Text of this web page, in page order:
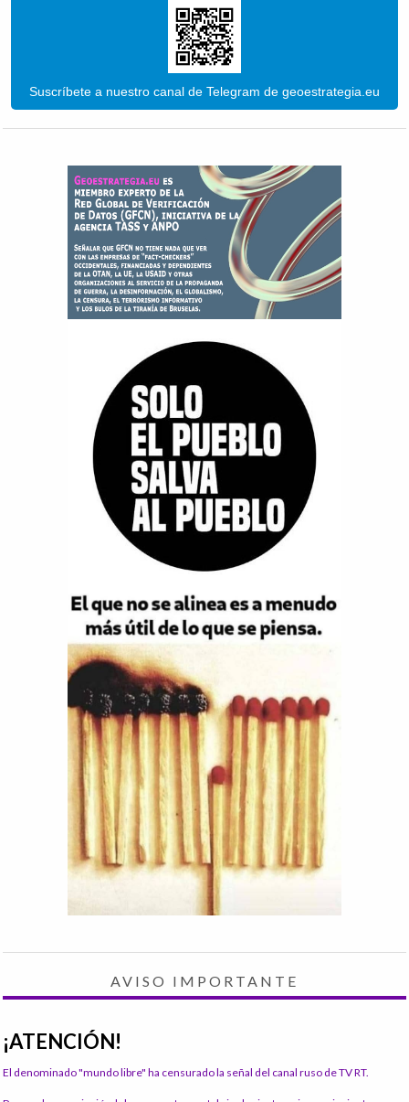
Suscríbete a nuestro canal de Telegram de geoestrategia.eu
AVISO IMPORTANTE
¡ATENCIÓN!
El denominado "mundo libre" ha censurado la señal del canal ruso de TV RT.